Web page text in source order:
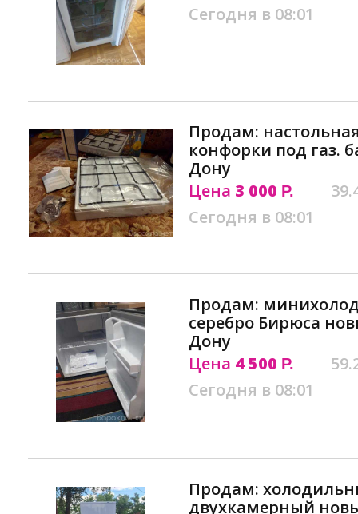
Сегодня в 08:01
Продам:
конфорки под газ.
Дону
Цена 3 000 Р.
Сегодня в 08:01
Продам:
серебро Бирюса
Дону
Цена 4 500 Р.
Сегодня в 08:01
Продам:
двухкамерный